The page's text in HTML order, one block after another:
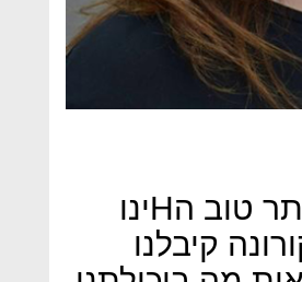
"לא בטוח ולא בהכרח שלוּ היינו מתכוננים יותר טוב הHינו
קיבלנו